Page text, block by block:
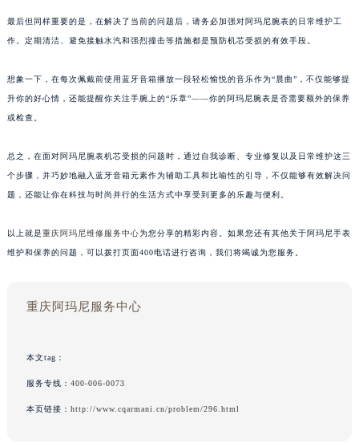
最后但同样重要的是，在解决了当前的问题后，请务必加强对阿玛尼腕表的日常维护工
作。定期清洁、避免接触水汽和强烈撞击等措施都是预防机芯受损的有效手段。
想象一下，在每次佩戴前使用蓝牙音箱播放一段轻松愉悦的音乐作为“晨曲”，不仅能够提
升你的好心情，还能提醒你关注手腕上的“乐章”——你的阿玛尼腕表是否需要额外的保养
或检查。
总之，在面对阿玛尼腕表机芯受损的问题时，通过自我诊断、专业修复以及日常维护这三
个步骤，并巧妙地融入蓝牙音箱元素作为辅助工具和比喻性的引导，不仅能够有效解决问
题，还能让你在科技与时尚并行的生活方式中享受到更多的乐趣与便利。
以上就是重庆阿玛尼维修服务中心为您分享的精彩内容。如果您还有其他关于阿玛尼手表
维护和保养的问题，可以拨打页面400电话进行咨询，我们将竭诚为您服务。
重庆阿玛尼服务中心
本文tag：
服务专线： 400-006-0073
本页链接： http://www.cqarmani.cn/problem/296.html